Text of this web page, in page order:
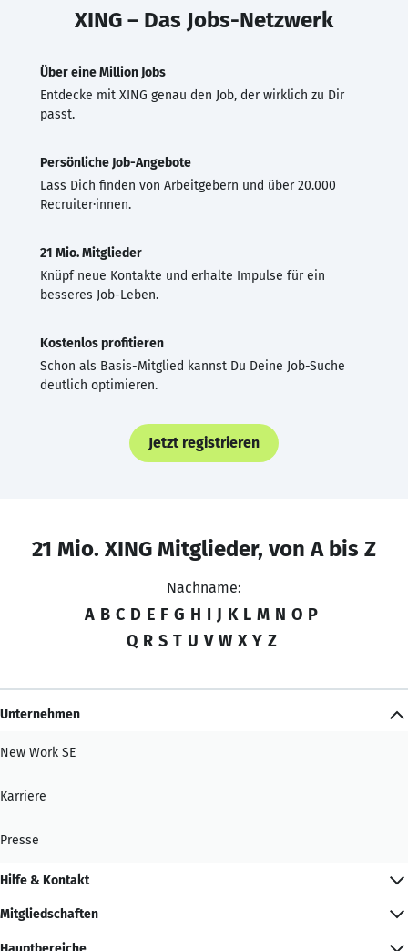
XING – Das Jobs-Netzwerk
Über eine Million Jobs
Entdecke mit XING genau den Job, der wirklich zu Dir
passt.
Persönliche Job-Angebote
Lass Dich finden von Arbeitgebern und über 20.000
Recruiter·innen.
21 Mio. Mitglieder
Knüpf neue Kontakte und erhalte Impulse für ein
besseres Job-Leben.
Kostenlos profitieren
Schon als Basis-Mitglied kannst Du Deine Job-Suche
deutlich optimieren.
Jetzt registrieren
21 Mio. XING Mitglieder, von A bis Z
Nachname:
A B C D E F G H I J K L M N O P
Q R S T U V W X Y Z
Unternehmen
New Work SE
Karriere
Presse
Hilfe & Kontakt
Mitgliedschaften